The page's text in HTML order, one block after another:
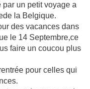
un petit voyage a
la Belgique.
des vacances dans
le 14 Septembre,ce
faire un coucou plus
pour celles qui